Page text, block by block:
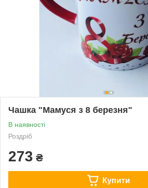
Чашка "Мамуся з 8 березня"
В наявності
Роздріб
273 ₴
Купити